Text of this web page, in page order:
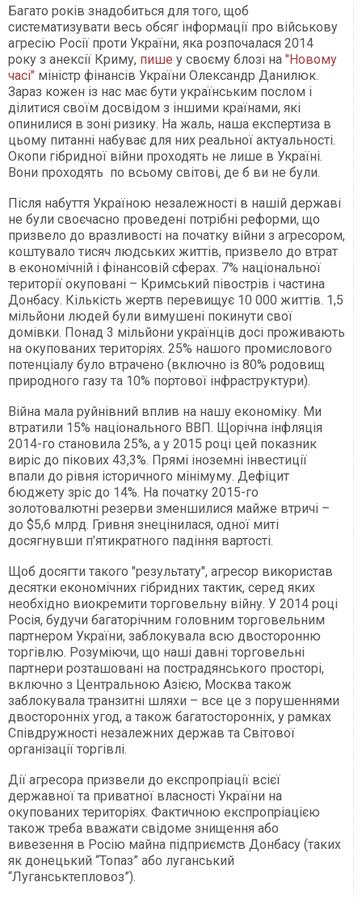
Багато років знадобиться для того, щоб
систематизувати весь обсяг інформації про військову
агресію Росії проти України, яка розпочалася 2014
року з анексії Криму, пише у своєму блозі на "Новому
часі" міністр фінансів України Олександр Данилюк.
Зараз кожен із нас має бути українським послом і
ділитися своїм досвідом з іншими країнами, які
опинилися в зоні ризику. На жаль, наша експертиза в
цьому питанні набуває для них реальної актуальності.
Окопи гібридної війни проходять не лише в Україні.
Вони проходять по всьому світові, де б ви не були.
Після набуття Україною незалежності в нашій державі
не були своєчасно проведені потрібні реформи, що
призвело до вразливості на початку війни з агресором,
коштувало тисяч людських життів, призвело до втрат
в економічній і фінансовій сферах. 7% національної
території окуповані – Кримський півострів і частина
Донбасу. Кількість жертв перевищує 10 000 життів. 1,5
мільйони людей були вимушені покинути свої
домівки. Понад 3 мільйони українців досі проживають
на окупованих територіях. 25% нашого промислового
потенціалу було втрачено (включно із 80% родовищ
природного газу та 10% портової інфраструктури).
Війна мала руйнівний вплив на нашу економіку. Ми
втратили 15% національного ВВП. Щорічна інфляція
2014-го становила 25%, а у 2015 році цей показник
виріс до пікових 43,3%. Прямі іноземні інвестиції
впали до рівня історичного мінімуму. Дефіцит
бюджету зріс до 14%. На початку 2015-го
золотовалютні резерви зменшилися майже втричі –
до $5,6 млрд. Гривня знецінилася, одної миті
досягнувши п’ятикратного падіння вартості.
Щоб досягти такого "результату", агресор використав
десятки економічних гібридних тактик, серед яких
необхідно виокремити торговельну війну. У 2014 році
Росія, будучи багаторічним головним торговельним
партнером України, заблокувала всю двосторонню
торгівлю. Розуміючи, що наші давні торговельні
партнери розташовані на пострадянського просторі,
включно з Центральною Азією, Москва також
заблокувала транзитні шляхи – все це з порушеннями
двосторонніх угод, а також багатосторонніх, у рамках
Співдружності незалежних держав та Світової
організації торгівлі.
Дії агресора призвели до експропріації всієї
державної та приватної власності України на
окупованих територіях. Фактичною експропріацією
також треба вважати свідоме знищення або
вивезення в Росію майна підприємств Донбасу (таких
як донецький “Топаз” або луганський
“Луганськтепловоз”).